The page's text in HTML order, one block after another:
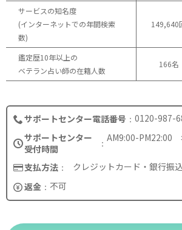
サービスの知名度
(インターネットでの年間検索
数)
149,640
鑑定歴10年以上の
ベテラン占い師の在籍人数
166名
サポートセンター電話番号
0120-987-
サポートセンター
受付時間
AM9:00-PM22:00
支払方法
クレジットカード・銀行振
返金
不可